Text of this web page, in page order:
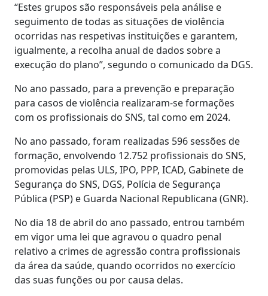
“Estes grupos são responsáveis pela análise e
seguimento de todas as situações de violência
ocorridas nas respetivas instituições e garantem,
igualmente, a recolha anual de dados sobre a
execução do plano”, segundo o comunicado da DGS.
No ano passado, para a prevenção e preparação
para casos de violência realizaram-se formações
com os profissionais do SNS, tal como em 2024.
No ano passado, foram realizadas 596 sessões de
formação, envolvendo 12.752 profissionais do SNS,
promovidas pelas ULS, IPO, PPP, ICAD, Gabinete de
Segurança do SNS, DGS, Polícia de Segurança
Pública (PSP) e Guarda Nacional Republicana (GNR).
No dia 18 de abril do ano passado, entrou também
em vigor uma lei que agravou o quadro penal
relativo a crimes de agressão contra profissionais
da área da saúde, quando ocorridos no exercício
das suas funções ou por causa delas.